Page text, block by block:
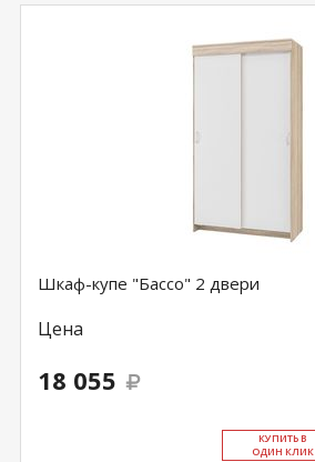
Шкаф-купе "Бассо" 2 двери
Цена
18 055
КУ­ПИТЬ В
ОДИН КЛИК